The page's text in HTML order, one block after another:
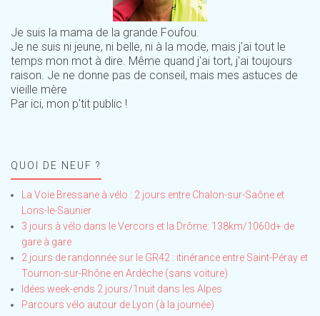
Je suis la mama de la grande Foufou.
Je ne suis ni jeune, ni belle, ni à la mode, mais j'ai tout le
temps mon mot à dire. Même quand j'ai tort, j'ai toujours
raison. Je ne donne pas de conseil, mais mes astuces de
vieille mère
Par ici, mon p'tit public !
QUOI DE NEUF ?
La Voie Bressane à vélo : 2 jours entre Chalon-sur-Saône et
Lons-le-Saunier
3 jours à vélo dans le Vercors et la Drôme: 138km/1060d+ de
gare à gare
2 jours de randonnée sur le GR42 : itinérance entre Saint-Péray et
Tournon-sur-Rhône en Ardèche (sans voiture)
Idées week-ends 2 jours/1nuit dans les Alpes
Parcours vélo autour de Lyon (à la journée)